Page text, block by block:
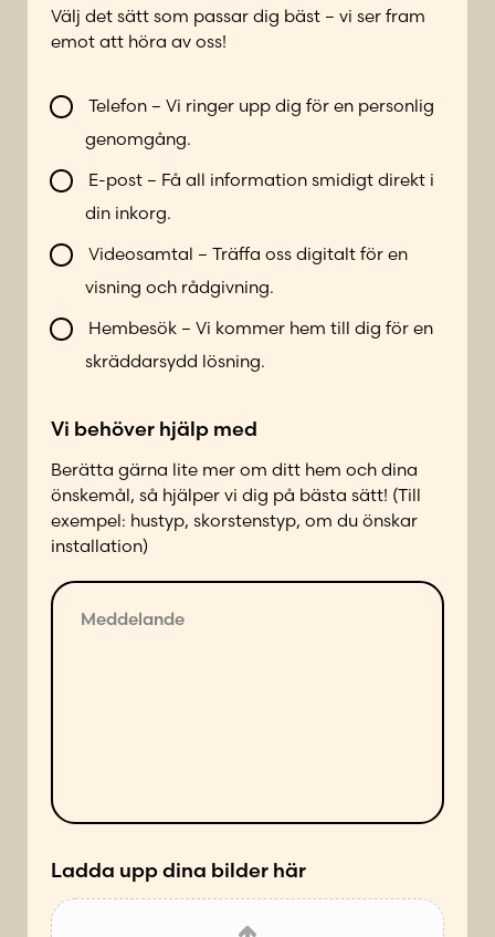
o
n
u
e
G
a
u
a
r
e
s
s
t
t
Välj det sätt som passar dig bäst – vi ser fram
emot att höra av oss!
V
i
l
b
i
n
t
d
p
å
f
ö
l
t
*
Telefon – Vi ringer upp dig för en personlig
genomgång.
E-post – Få all information smidigt direkt i
din inkorg.
Videosamtal – Träffa oss digitalt för en
visning och rådgivning.
Hembesök – Vi kommer hem till dig för en
skräddarsydd lösning.
Vi behöver hjälp med
Berätta gärna lite mer om ditt hem och dina
önskemål, så hjälper vi dig på bästa sätt! (Till
exempel: hustyp, skorstenstyp, om du önskar
installation)
M
d
e
Ladda upp dina bilder här